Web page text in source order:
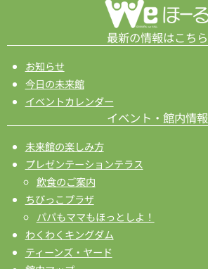
最新の情報はこちら
お知らせ
今日の未来館
イベントカレンダー
イベント・館内情報
未来館の楽しみ方
プレゼンテーションテラス
飲食のご案内
ちびっこプラザ
パパもママもほっとしよ！
わくわくキングダム
ティーンズ・ヤード